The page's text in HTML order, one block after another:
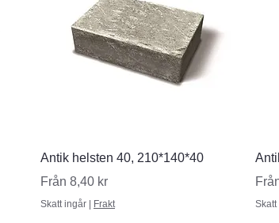
Snabbvisning
Antik helsten 40, 210*140*40
Från 8,40 kr
Reapris
Skatt ingår | Frakt